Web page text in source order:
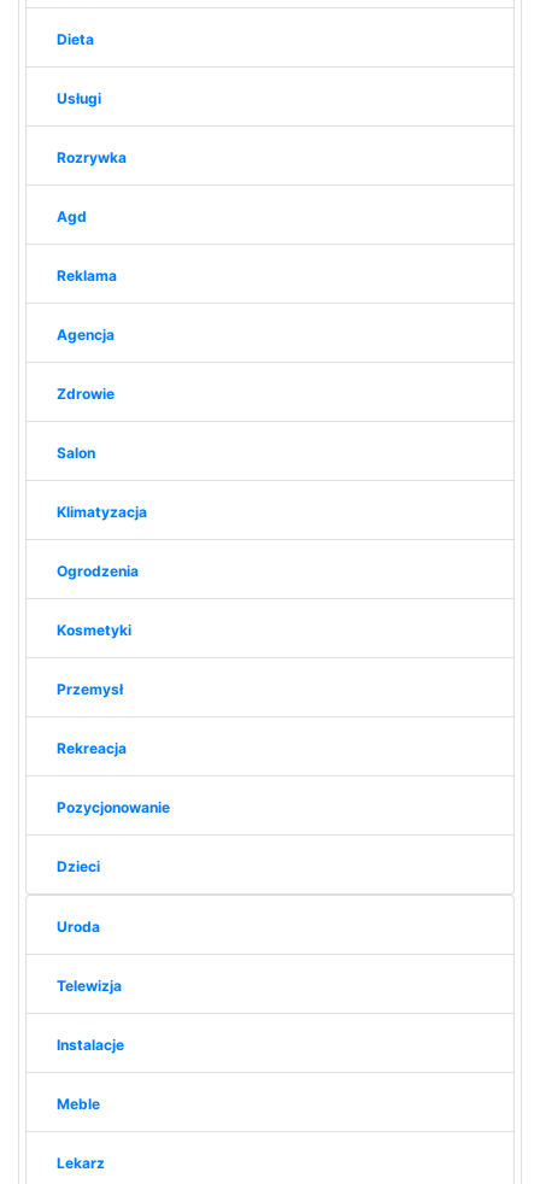
Dieta
Usługi
Rozrywka
Agd
Reklama
Agencja
Zdrowie
Salon
Klimatyzacja
Ogrodzenia
Kosmetyki
Przemysł
Rekreacja
Pozycjonowanie
Dzieci
Uroda
Telewizja
Instalacje
Meble
Lekarz